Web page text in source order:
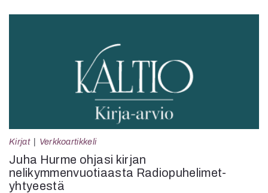
Kirjat Verkkoartikkeli
Juha Hurme ohjasi kirjan
nelikymmenvuotiaasta Radiopuhelimet-
yhtyeestä